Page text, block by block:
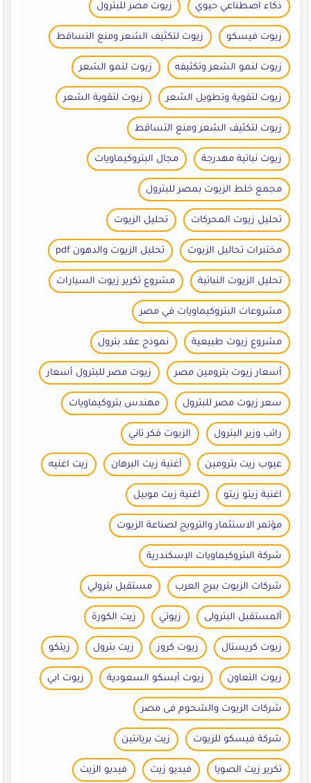
ذكاء اصطناعي حيوي زيوت مصر للبترول
زيوت فيسكو زيوت لتكثيف الشعر ومنع التساقط
زيوت لنمو الشعر وتكثيفه زيوت لنمو الشعر
زيوت لتقوية وتطويل الشعر زيوت لتقوية الشعر
زيوت لتكثيف الشعر ومنع التساقط
زيوت نباتية مهدرجة مجال البتروكيماويات
مجمع خلط الزيوت بمصر للبترول
تحليل زيوت المحركات تحليل الزيوت
مختبرات تحاليل الزيوت تحليل الزيوت والدهون pdf
تحليل الزيوت النباتية مشروع تكرير زيوت السيارات
مشروعات البتروكيماويات في مصر
مشروع زيوت طبيعية نموذج عقد بترول
أسعار زيوت بترومين مصر زيوت مصر للبترول أسعار
سعر زيوت مصر للبترول مهندس بتروكيماويات
راتب وزير البترول الزيوت فكر تاني
عيوب زيت بترومين أغنية زيت البرهان زيت اغنيه
اغنية زيتو زيتو اغنية زيت موبيل
مؤتمر الاستثمار والترويج لصناعة الزيوت
شركة البتروكيماويات الإسكندرية
شركات الزيوت ببرج العرب مستقبل بترولي
ألمستقبل البترولى زيوتي زيت الكورة
زيوت كريستال زيوت كروز زيت بترول زيتكو
زيوت التعاون زيوت أبسكو السعودية زيوت ابي
شركات الزيوت والشحوم فى مصر
شركة فيسكو للزيوت زيت بريانتين
تكرير زيت الصويا فيديو زيت فيديو الزيت